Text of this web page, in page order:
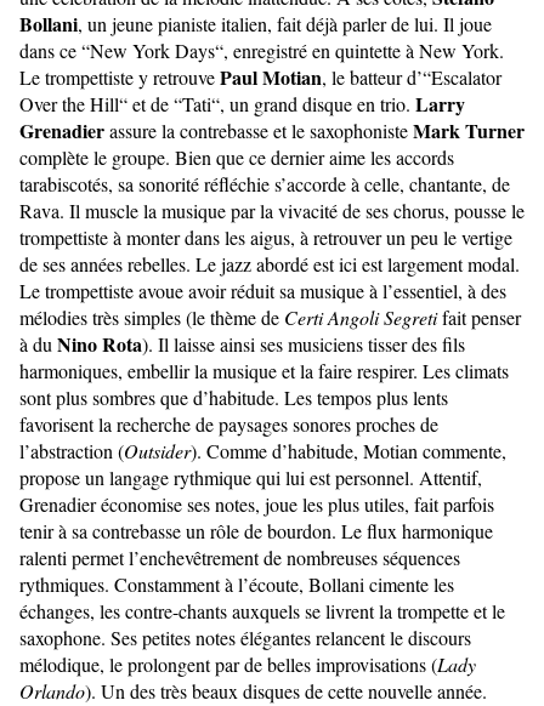
Bollani, un jeune pianiste italien, fait déjà parler de lui. Il joue
dans ce “New York Days“, enregistré en quintette à New York.
Le trompettiste y retrouvePaul Motian, le batteur d’“Escalator
Over the Hill“ et de “Tati“, un grand disque en trio. Larry
Grenadierassure la contrebasse et le saxophonisteMark Turner
complète le groupe. Bien que ce dernier aime les accords
tarabiscotés, sa sonorité réfléchie s’accorde à celle, chantante, de
Rava. Il muscle la musique par la vivacité de ses chorus, pousse le
trompettiste à monter dans les aigus, à retrouver un peu le vertige
de ses années rebelles. Le jazz abordé est ici est largement modal.
Le trompettiste avoue avoir réduit sa musique à l’essentiel, à des
mélodies très simples (le thème de Certi Angoli Segretifait penser
à du Nino Rota). Il laisse ainsi ses musiciens tisser des fils
harmoniques, embellir la musique et la faire respirer. Les climats
sont plus sombres que d’habitude. Les tempos plus lents
favorisent la recherche de paysages sonores proches de
l’abstraction (Outsider). Comme d’habitude, Motian commente,
propose un langage rythmique qui lui est personnel. Attentif,
Grenadier économise ses notes, joue les plus utiles, fait parfois
tenir à sa contrebasse un rôle de bourdon. Le flux harmonique
ralenti permet l’enchevêtrement de nombreuses séquences
rythmiques. Constamment à l’écoute, Bollani cimente les
échanges, les contre-chants auxquels se livrent la trompette et le
saxophone. Ses petites notes élégantes relancent le discours
mélodique, le prolongent par de belles improvisations (Lady
Orlando). Un des très beaux disques de cette nouvelle année.